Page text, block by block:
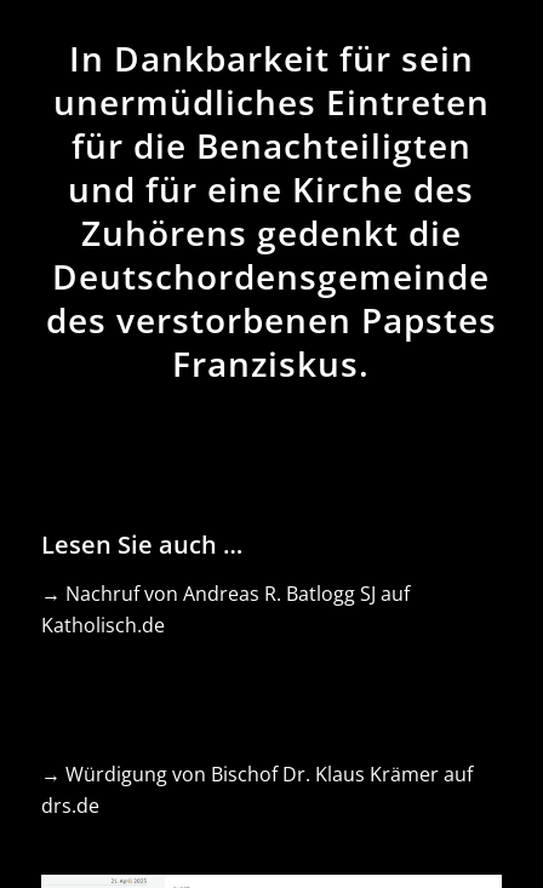
In Dankbarkeit für sein
unermüdliches Eintreten
für die Benachteiligten
und für eine Kirche des
Zuhörens gedenkt die
Deutschordensgemeinde
des verstorbenen Papstes
Franziskus.
Lesen Sie auch …
→ Nachruf von Andreas R. Batlogg SJ auf
Katholisch.de
→ Würdigung von Bischof Dr. Klaus Krämer auf
drs.de